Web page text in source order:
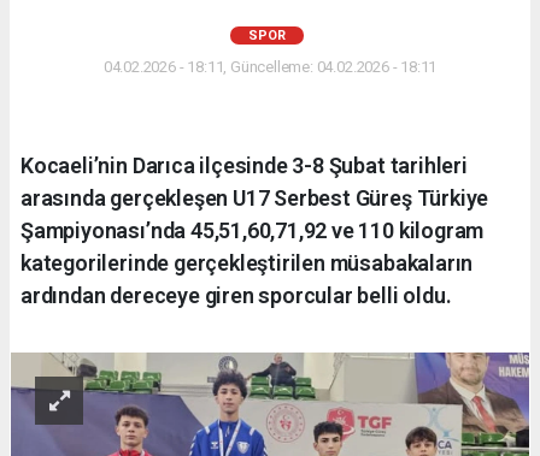
SPOR
04.02.2026 - 18:11, Güncelleme: 04.02.2026 - 18:11
Kocaeli’nin Darıca ilçesinde 3-8 Şubat tarihleri
arasında gerçekleşen U17 Serbest Güreş Türkiye
Şampiyonası’nda 45,51,60,71,92 ve 110 kilogram
kategorilerinde gerçekleştirilen müsabakaların
ardından dereceye giren sporcular belli oldu.